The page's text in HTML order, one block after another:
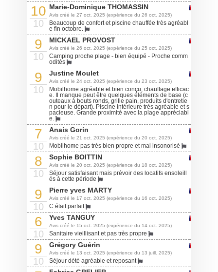
10
10
Marie-Dominique THOMASSIN
Avis créé le 27 oct. 2025 (expérience du 26 oct. 2025)
Beaucoup de confort et piscine chauffée très agréabl
e fin octobre.
9
10
MICKAEL PROVOST
Avis créé le 26 oct. 2025 (expérience du 25 oct. 2025)
Camping proche plage - bien équipé - Proche comm
odités
9
10
Justine Moulet
Avis créé le 24 oct. 2025 (expérience du 23 oct. 2025)
Mobilhome agréable et bien conçu, chauffage efficac
e. Il manque peut être quelques éléments de base (c
outeaux à bouts ronds, grille pain, produits d'entretie
n pour le départ). Piscine intérieure très agréable et s
pacieuse. Grande proximité avec la plage appréciabl
e.
7
10
Anais Gorin
Avis créé le 21 oct. 2025 (expérience du 20 oct. 2025)
Mobilhome pas très bien propre et mal insonorisé
8
10
Sophie BOITTIN
Avis créé le 20 oct. 2025 (expérience du 18 oct. 2025)
Séjour satisfaisant mais prévoir des locatifs ensoleill
és à cette période
9
10
Pierre yves MARTY
Avis créé le 17 oct. 2025 (expérience du 16 oct. 2025)
C était parfait
6
10
Yves TANGUY
Avis créé le 15 oct. 2025 (expérience du 14 oct. 2025)
Sanitaire vieillisant et pas très propre
9
10
Grégory Guérin
Avis créé le 13 oct. 2025 (expérience du 13 juill. 2025)
Séjour dété agréable et reposant